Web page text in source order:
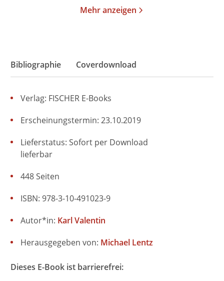
Mehr anzeigen
Bibliographie Coverdownload
Verlag: FISCHER E-Books
Erscheinungstermin: 23.10.2019
Lieferstatus: Sofort per Download
lieferbar
ISBN: 978-3-10-491023-9
448 Seiten
Autor*in: Karl Valentin
Herausgegeben von: Michael Lentz
Dieses E-Book ist barrierefrei: